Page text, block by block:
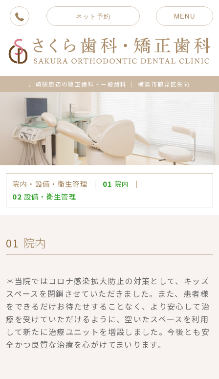
ネット予約 MENU
川崎駅周辺の矯正歯科・一般歯科 ｜ 横浜市鶴見区矢向
院内・設備・衛生管理 ｜ 01 院内
｜
02 設備・衛生管理
01 院内
＊当院ではコロナ感染拡大防止の対策として、キッズ
スペースを閉鎖させていただきました。また、患者様
をできるだけお待たせすることなく、より安心して治
療を受けていただけるように、空いたスペースを利用
して新たに治療ユニットを増設しました。今後とも安
全かつ良質な治療を心がけてまいります。